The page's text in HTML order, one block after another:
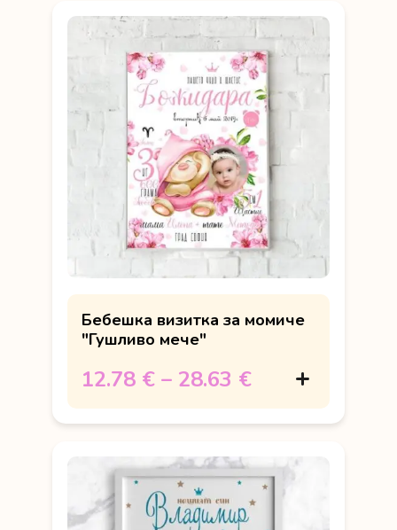
Бебешка визитка за момиче
"Гушливо мече"
12.78 € – 28.63 €